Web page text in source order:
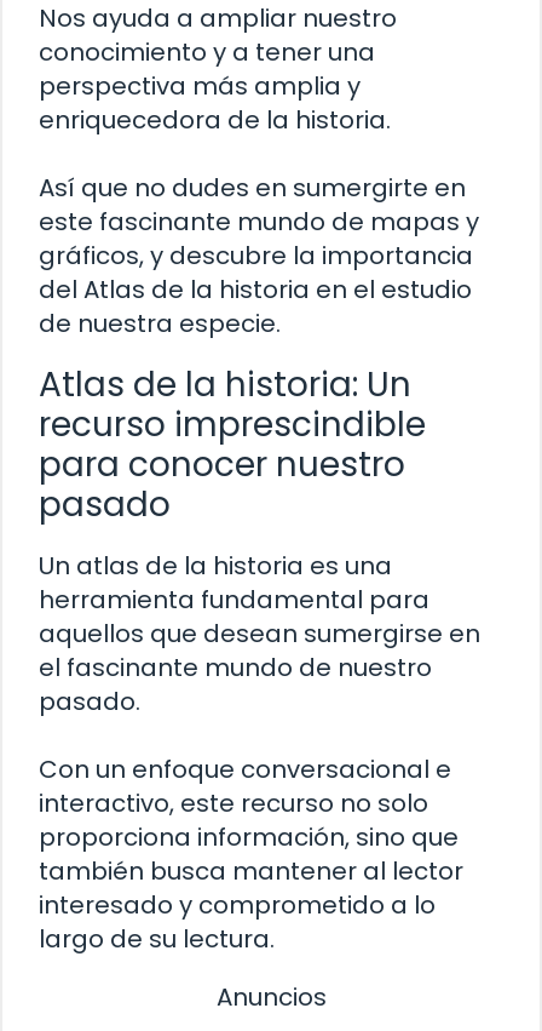
Nos ayuda a ampliar nuestro
conocimiento y a tener una
perspectiva más amplia y
enriquecedora de la historia.
Así que no dudes en sumergirte en
este fascinante mundo de mapas y
gráficos, y descubre la importancia
del Atlas de la historia en el estudio
de nuestra especie.
Atlas de la historia: Un
recurso imprescindible
para conocer nuestro
pasado
Un atlas de la historia es una
herramienta fundamental para
aquellos que desean sumergirse en
el fascinante mundo de nuestro
pasado.
Con un enfoque conversacional e
interactivo, este recurso no solo
proporciona información, sino que
también busca mantener al lector
interesado y comprometido a lo
largo de su lectura.
Anuncios